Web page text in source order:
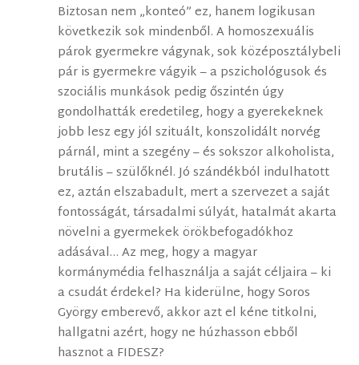
Biztosan nem „konteó” ez, hanem logikusan
következik sok mindenből. A homoszexuális
párok gyermekre vágynak, sok középosztálybeli
pár is gyermekre vágyik – a pszichológusok és
szociális munkások pedig őszintén úgy
gondolhatták eredetileg, hogy a gyerekeknek
jobb lesz egy jól szituált, konszolidált norvég
párnál, mint a szegény – és sokszor alkoholista,
brutális – szülőknél. Jó szándékból indulhatott
ez, aztán elszabadult, mert a szervezet a saját
fontosságát, társadalmi súlyát, hatalmát akarta
növelni a gyermekek örökbefogadókhoz
adásával… Az meg, hogy a magyar
kormánymédia felhasználja a saját céljaira – ki
a csudát érdekel? Ha kiderülne, hogy Soros
György emberevő, akkor azt el kéne titkolni,
hallgatni azért, hogy ne húzhasson ebből
hasznot a FIDESZ?